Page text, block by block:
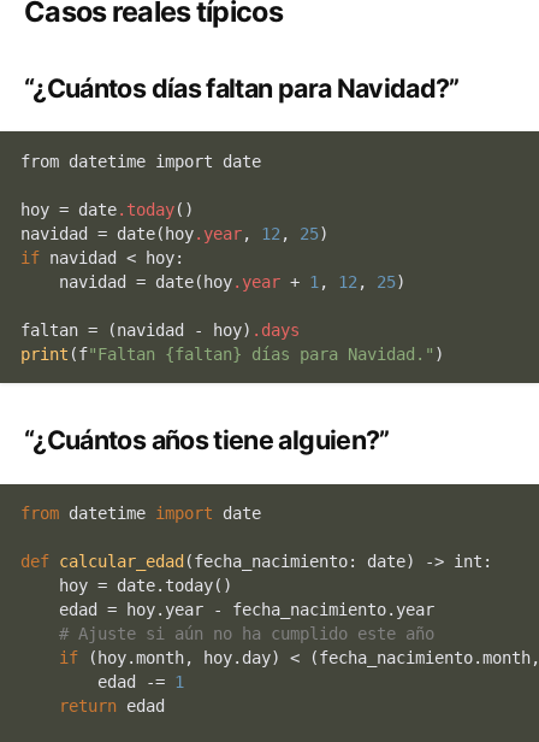
Casos reales típicos
“¿Cuántos días faltan para Navidad?”
from datetime import date
hoy = date.today()
navidad = date(hoy.year, 12 , 25
if navidad < hoy:
    navidad =
date(hoy.year + 1 , 12 , 25)
faltan = (navidad - hoy) .days
print (f"Faltan {faltan} días para Navidad." )
“¿Cuántos años tiene alguien?”
from datetime import date
def calcular_edad (fecha_nacimiento: date) -> int :
    hoy = date.today()
    edad = hoy.year - fecha_nacimiento.year
# Ajuste si aún no ha cumplido este año
if (hoy.month, hoy.day) <
        edad -=
1
return edad